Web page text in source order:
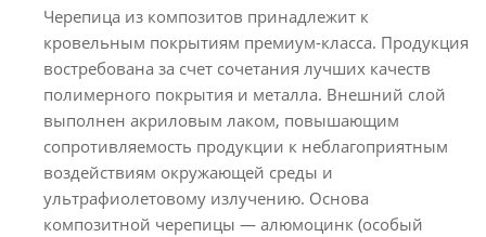
Черепица из композитов принадлежит к
кровельным покрытиям премиум-класса. Продукция
востребована за счет сочетания лучших качеств
полимерного покрытия и металла. Внешний слой
выполнен акриловым лаком, повышающим
сопротивляемость продукции к неблагоприятным
воздействиям окружающей среды и
ультрафиолетовому излучению. Основа
композитной черепицы — алюмоцинк (особый